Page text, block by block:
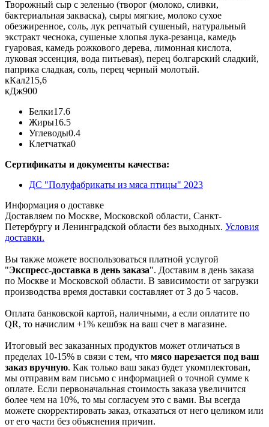
Творожный сыр с зеленью (творог (молоко, сливки,
бактериальная закваска), сыры мягкие, молоко сухое
обезжиренное, соль, лук репчатый сушеный, натуральный
экстракт чеснока, сушеные хлопья лука-резанца, камедь
гуаровая, камедь рожкового дерева, лимонная кислота,
луковая эссенция, вода питьевая), перец болгарский сладкий,
паприка сладкая, соль, перец черный молотый.
кКал215,6
кДж900
Белки17.6
Жиры16.5
Углеводы0.4
Клетчатка0
Сертификаты и документы качества:
ДС "Полуфабрикаты из мяса птицы" 2023
Информация о доставке
Доставляем по Москве, Московской области, Санкт-
Петербургу и Ленинградской области без выходных. Условия
доставки.
Вы также можете воспользоваться платной услугой
"Экспресс-доставка в день заказа". Доставим в день заказа
по Москве и Московской области. В зависимости от загрузки
производства время доставки составляет от 3 до 5 часов.
Оплата банковской картой, наличными, а если оплатите по
QR, то начислим +1% кешбэк на ваш счет в магазине.
Итоговый вес заказанных продуктов может отличаться в
пределах 10-15% в связи с тем, что мясо нарезается под ваш
заказ вручную. Как только ваш заказ будет укомплектован,
мы отправим вам письмо с информацией о точной сумме к
оплате. Если первоначальная стоимость заказа увеличится
более чем на 10%, то мы согласуем это с вами. Вы всегда
можете скорректировать заказ, отказаться от него целиком или
от его части без объяснения причин.